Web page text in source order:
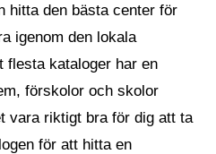
hitta den bästa center för
igenom den lokala
flesta kataloger har en
förskolor och skolor
vara riktigt bra för dig att ta
för att hitta en